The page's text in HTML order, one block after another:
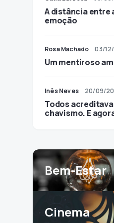
A distância entre
emoção
Rosa Machado 03/
Um mentiroso
Inês Neves 20/09/
Todos
chavismo. E
Bem-Estar
Cinema